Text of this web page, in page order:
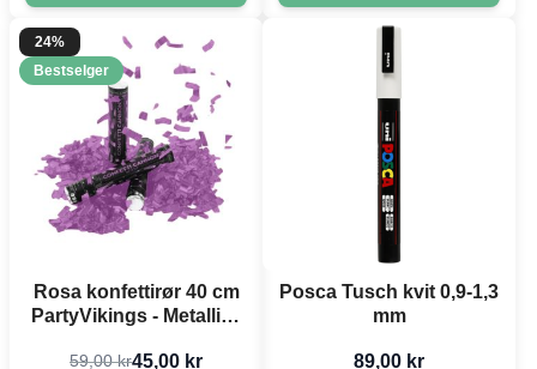
24%
Bestselger
Rosa konfettirør 40 cm
PartyVikings - Metallisk
59,00 kr45,00 kr
Posca Tusch kvit 0,9-1,3
mm
89,00 kr